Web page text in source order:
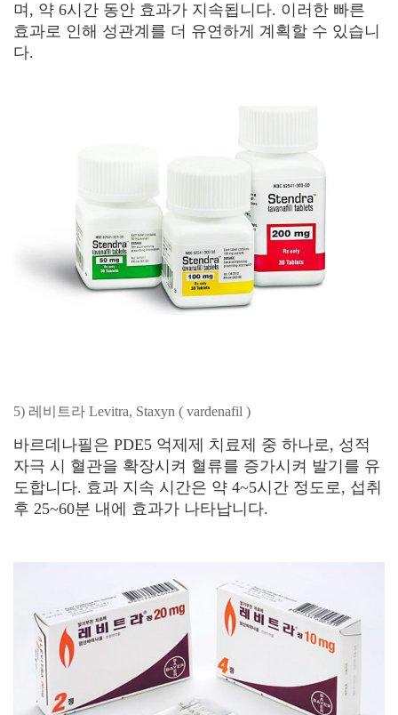
며, 약 6시간 동안 효과가 지속됩니다. 이러한 빠른
효과로 인해 성관계를 더 유연하게 계획할 수 있습니
다.
5) 레비트라 Levitra, Staxyn ( vardenafil )
바르데나필은 PDE5 억제제 치료제 중 하나로, 성적
자극 시 혈관을 확장시켜 혈류를 증가시켜 발기를 유
도합니다. 효과 지속 시간은 약 4~5시간 정도로, 섭취
후 25~60분 내에 효과가 나타납니다.